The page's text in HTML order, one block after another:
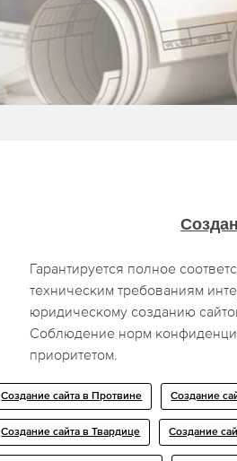
Гарантируется полное
техническим требованиям
юридическому созданию
Соблюдение норм
приоритетом.
Создание сайта в Протвине Создание
Создание сайта в Твардице Создание